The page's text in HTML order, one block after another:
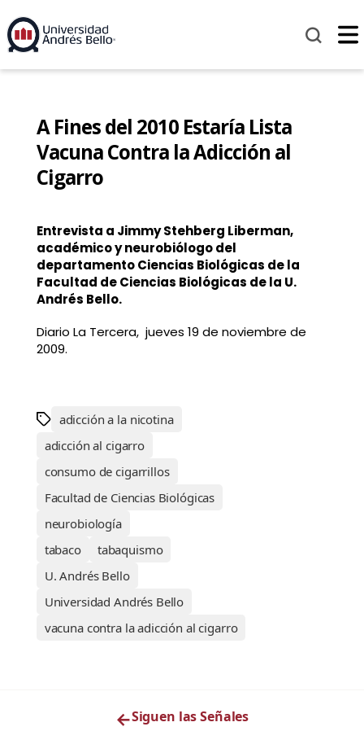
A Fines del 2010 Estaría Lista
Vacuna Contra la Adicción al
Cigarro
Entrevista a Jimmy Stehberg Liberman,
académico y neurobiólogo del
departamento Ciencias Biológicas de la
Facultad de Ciencias Biológicas de la U.
Andrés Bello.
Diario La Tercera, jueves 19 de noviembre de
2009.
adicción a la nicotina
adicción al cigarro
consumo de cigarrillos
Facultad de Ciencias Biológicas
neurobiología
tabaco
tabaquismo
U. Andrés Bello
Universidad Andrés Bello
vacuna contra la adicción al cigarro
←Siguen las Señales